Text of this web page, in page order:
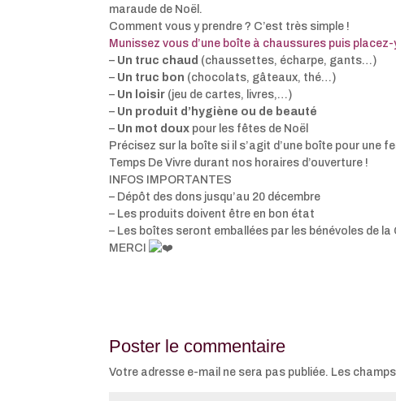
maraude de Noël.
Comment vous y prendre ? C’est très simple !
Munissez vous d’une boîte à chaussures puis placez-
– Un truc chaud (chaussettes, écharpe, gants…)
– Un truc bon (chocolats, gâteaux, thé…)
– Un loisir (jeu de cartes, livres,…)
– Un produit d’hygiène ou de beauté
– Un mot doux pour les fêtes de Noël
Précisez sur la boîte si il s’agit d’une boîte pour une
Temps De Vivre durant nos horaires d’ouverture !
INFOS IMPORTANTES
– Dépôt des dons jusqu’au 20 décembre
– Les produits doivent être en bon état
– Les boîtes seront emballées par les bénévoles de
MERCI
Poster le commentaire
Votre adresse e-mail ne sera pas publiée. Les